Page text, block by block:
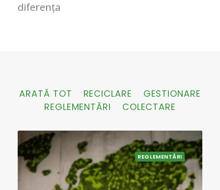
diferența
ARATĂ TOT RECICLARE
GESTIONARE
REGLEMENTĂRI
COLECTARE
REGLEMENTĂRI